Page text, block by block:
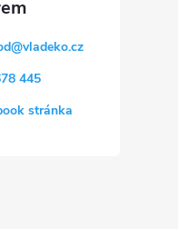
@vladeko.cz
445
stránka